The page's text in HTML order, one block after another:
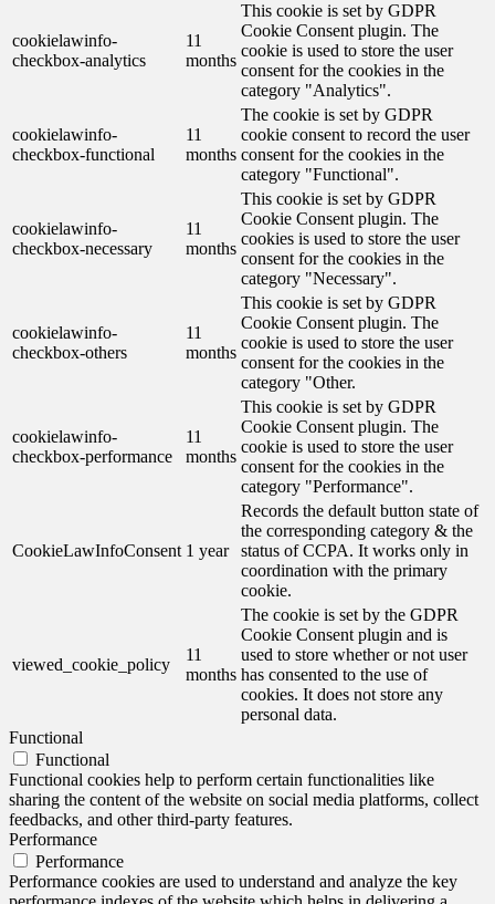
cookielawinfo-
checkbox-analytics
11
months
This cookie is set by GDPR
Cookie Consent plugin. The
cookie is used to store the user
consent for the cookies in the
category "Analytics".
cookielawinfo-
checkbox-functional
11
months
The cookie is set by GDPR
cookie consent to record the user
consent for the cookies in the
category "Functional".
cookielawinfo-
checkbox-necessary
11
months
This cookie is set by GDPR
Cookie Consent plugin. The
cookies is used to store the user
consent for the cookies in the
category "Necessary".
cookielawinfo-
checkbox-others
11
months
This cookie is set by GDPR
Cookie Consent plugin. The
cookie is used to store the user
consent for the cookies in the
category "Other.
cookielawinfo-
checkbox-performance
11
months
This cookie is set by GDPR
Cookie Consent plugin. The
cookie is used to store the user
consent for the cookies in the
category "Performance".
CookieLawInfoConsent 1 year
Records the default button state of
the corresponding category & the
status of CCPA. It works only in
coordination with the primary
cookie.
viewed_cookie_policy
11
months
The cookie is set by the GDPR
Cookie Consent plugin and is
used to store whether or not user
has consented to the use of
cookies. It does not store any
personal data.
Functional
Functional
Functional cookies help to perform certain functionalities like
sharing the content of the website on social media platforms, collect
feedbacks, and other third-party features.
Performance
Performance
Performance cookies are used to understand and analyze the key